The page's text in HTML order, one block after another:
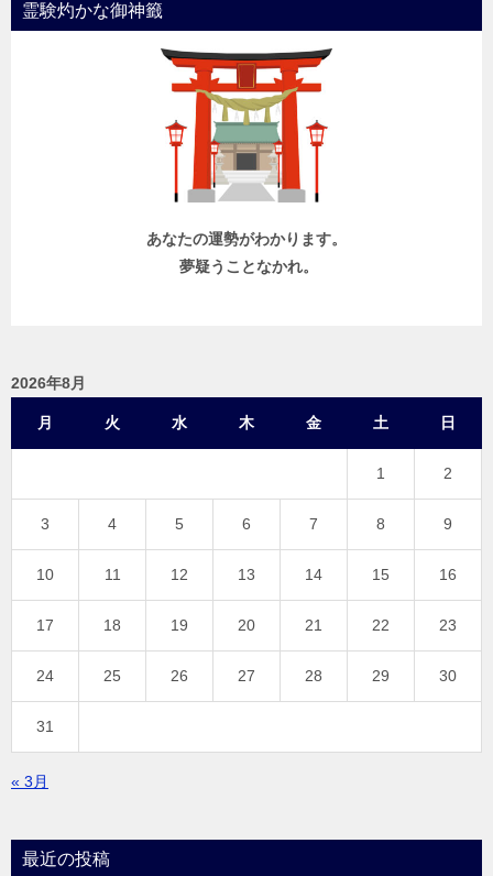
霊験灼かな御神籤
あなたの運勢がわかります。
夢疑うことなかれ。
2026年8月
月 火 水 木 金 土 日
1 2
3 4 5 6 7 8 9
10 11 12 13 14 15 16
17 18 19 20 21 22 23
24 25 26 27 28 29 30
31
« 3月
最近の投稿